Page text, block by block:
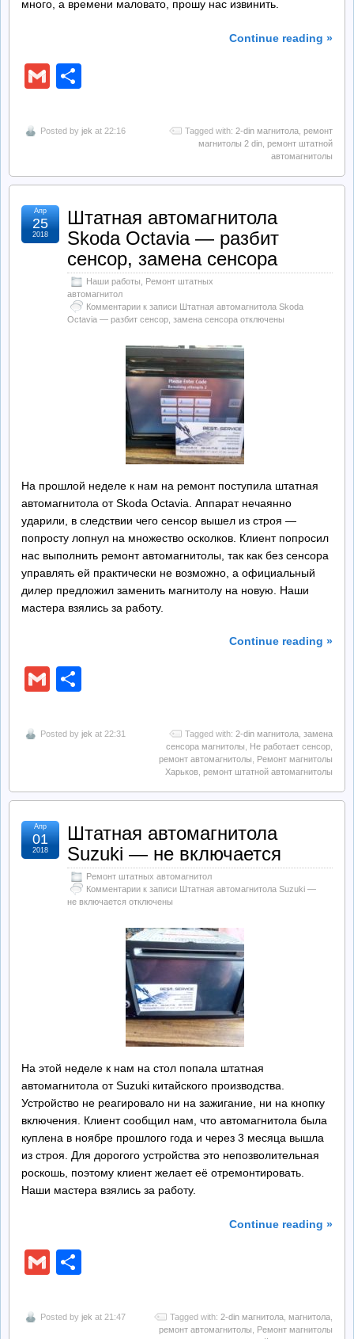
много, а времени маловато, прошу нас извинить.
Continue reading »
Gmail
Posted by jek at 22:16 Tagged with: 2-din магнитола ремонт
магнитолы 2 din ремонт штатной
автомагнитолы
Штатная автомагнитола
Skoda Octavia — разбит
сенсор, замена сенсора
Наши работы
Ремонт штатных
автомагнитол
Комментарии к записи Штатная автомагнитола Skoda
Octavia — разбит сенсор, замена сенсора отключены
Апр
25
2018
На прошлой неделе к нам на ремонт поступила штатная
автомагнитола от Skoda Octavia. Аппарат нечаянно
ударили, в следствии чего сенсор вышел из строя —
попросту лопнул на множество осколков. Клиент попросил
нас выполнить ремонт автомагнитолы, так как без сенсора
управлять ей практически не возможно, а официальный
дилер предложил заменить магнитолу на новую. Наши
мастера взялись за работу.
Continue reading »
Gmail
Posted by jek at 22:31 Tagged with: 2-din магнитола замена
сенсора магнитолы
Не работает сенсор
ремонт автомагнитолы
Ремонт магнитолы
Харьков ремонт штатной автомагнитолы
Штатная автомагнитола
Suzuki — не включается
Ремонт штатных автомагнитол
Комментарии к записи Штатная автомагнитола Suzuki —
не включается отключены
Апр
01
2018
На этой неделе к нам на стол попала штатная
автомагнитола от Suzuki китайского производства.
Устройство не реагировало ни на зажигание, ни на кнопку
включения. Клиент сообщил нам, что автомагнитола была
куплена в ноябре прошлого года и через 3 месяца вышла
из строя. Для дорогого устройства это непозволительная
роскошь, поэтому клиент желает её отремонтировать.
Наши мастера взялись за работу.
Continue reading »
Gmail
Posted by jek at 21:47 Tagged with: 2-din магнитола магнитола
ремонт автомагнитолы
Ремонт магнитолы